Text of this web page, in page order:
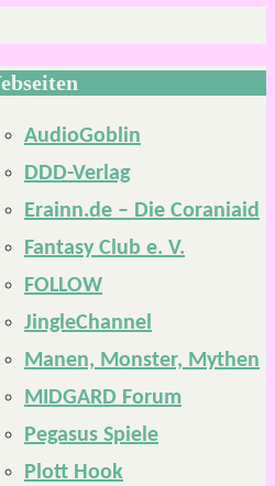
AudioGoblin
DDD-Verlag
Erainn.de – Die Coraniaid
Fantasy Club e. V.
FOLLOW
JingleChannel
Manen, Monster, Mythen
MIDGARD Forum
Pegasus Spiele
Plott Hook